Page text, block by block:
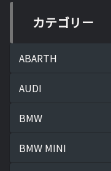
カテゴリー
ABARTH
AUDI
BMW
BMW MINI